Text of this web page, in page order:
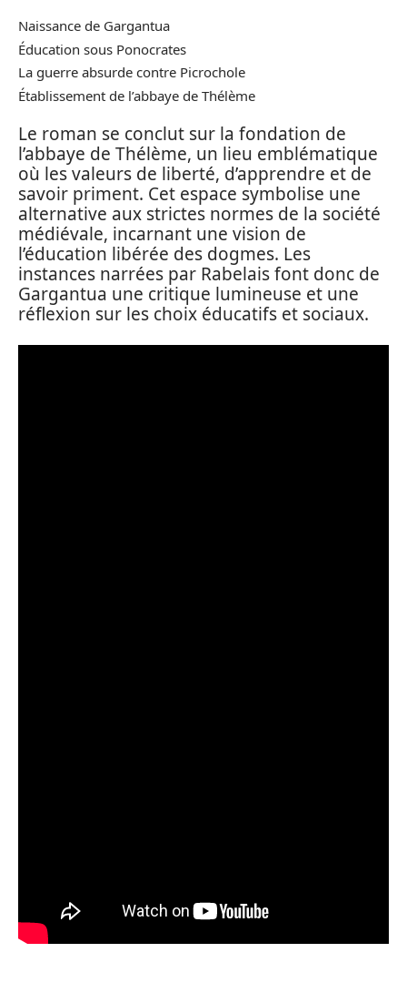
Naissance de Gargantua
Éducation sous Ponocrates
La guerre absurde contre Picrochole
Établissement de l’abbaye de Thélème
Le roman se conclut sur la fondation de
l’abbaye de Thélème, un lieu emblématique
où les valeurs de liberté, d’apprendre et de
savoir priment. Cet espace symbolise une
alternative aux strictes normes de la société
médiévale, incarnant une vision de
l’éducation libérée des dogmes. Les
instances narrées par Rabelais font donc de
Gargantua une critique lumineuse et une
réflexion sur les choix éducatifs et sociaux.